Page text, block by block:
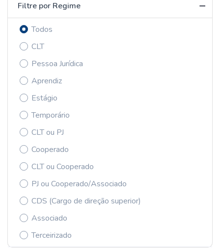
Filtre por Regime
Todos
CLT
Pessoa Jurídica
Aprendiz
Estágio
Temporário
CLT ou PJ
Cooperado
CLT ou Cooperado
PJ ou Cooperado/Associado
CDS (Cargo de direção superior)
Associado
Terceirizado